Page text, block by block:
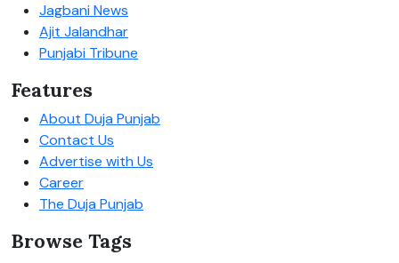
Jagbani News
Ajit Jalandhar
Punjabi Tribune
Features
About Duja Punjab
Contact Us
Advertise with Us
Career
The Duja Punjab
Browse Tags